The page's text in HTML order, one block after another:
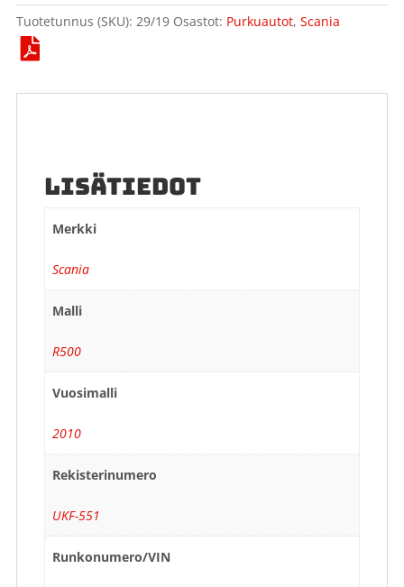
Tuotetunnus (SKU): 29/19 Osastot: Purkuautot, Scania
LISÄTIEDOT
Merkki
Scania
Malli
R500
Vuosimalli
2010
Rekisterinumero
UKF-551
Runkonumero/VIN